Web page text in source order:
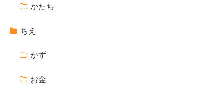
かたち
ちえ
かず
お金